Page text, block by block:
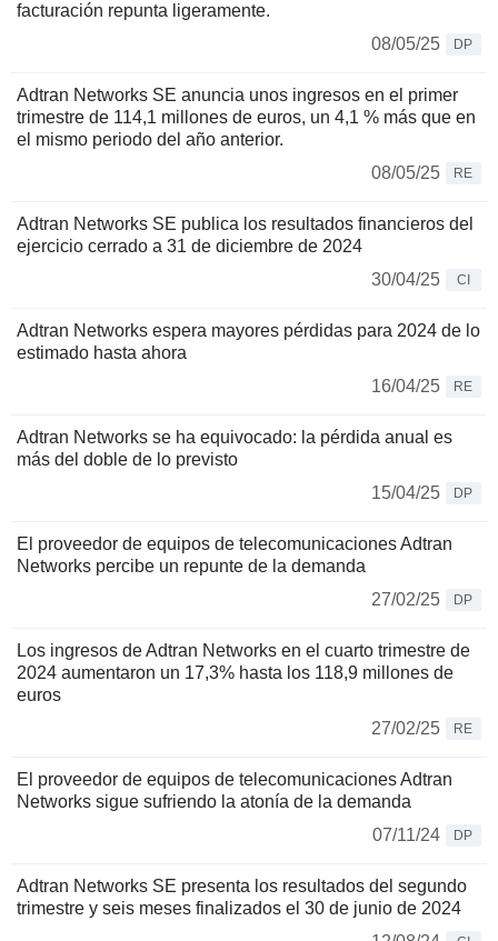
facturación repunta ligeramente.
08/05/25
DP
Adtran Networks SE anuncia unos ingresos en el primer
trimestre de 114,1 millones de euros, un 4,1 % más que en
el mismo periodo del año anterior.
08/05/25
RE
Adtran Networks SE publica los resultados financieros del
ejercicio cerrado a 31 de diciembre de 2024
30/04/25
CI
Adtran Networks espera mayores pérdidas para 2024 de lo
estimado hasta ahora
16/04/25
RE
Adtran Networks se ha equivocado: la pérdida anual es
más del doble de lo previsto
15/04/25
DP
El proveedor de equipos de telecomunicaciones Adtran
Networks percibe un repunte de la demanda
27/02/25
DP
Los ingresos de Adtran Networks en el cuarto trimestre de
2024 aumentaron un 17,3% hasta los 118,9 millones de
euros
27/02/25
RE
El proveedor de equipos de telecomunicaciones Adtran
Networks sigue sufriendo la atonía de la demanda
07/11/24
DP
Adtran Networks SE presenta los resultados del segundo
trimestre y seis meses finalizados el 30 de junio de 2024